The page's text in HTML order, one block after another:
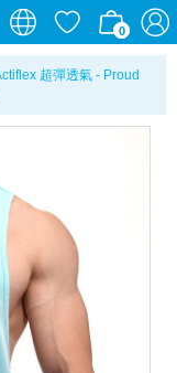
0
0
超彈透氣 - Proud